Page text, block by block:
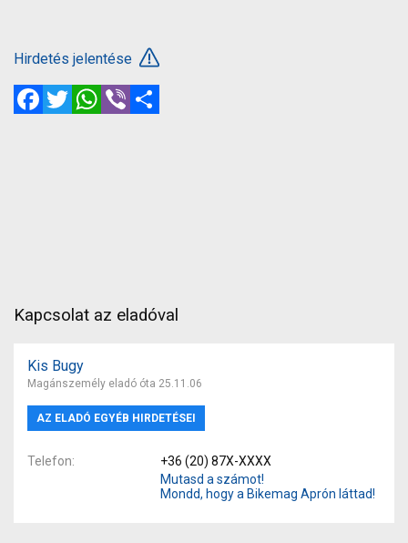
Hirdetés jelentése
FacebookTwitterWhatsApp
Viber
Kapcsolat az eladóval
Kis Bugy
Magánszemély eladó óta 25.11.06
AZ ELADÓ EGYÉB HIRDETÉSEI
Telefon
+36 (20) 87X-XXXX
Mutasd a számot!
Mondd, hogy a Bikemag Aprón láttad!